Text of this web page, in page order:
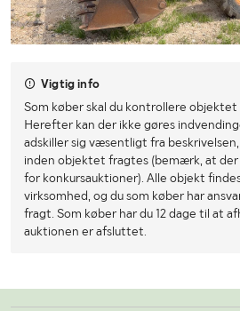
Vigtig info
Som køber skal du kontrollere
Herefter kan der ikke gøres
adskiller sig væsentligt fra
inden objektet fragtes (bemærk, at
for konkursauktioner). Alle objekt
virksomhed, og du som køber har
fragt. Som køber har du 12 dage til at
auktionen er afsluttet.